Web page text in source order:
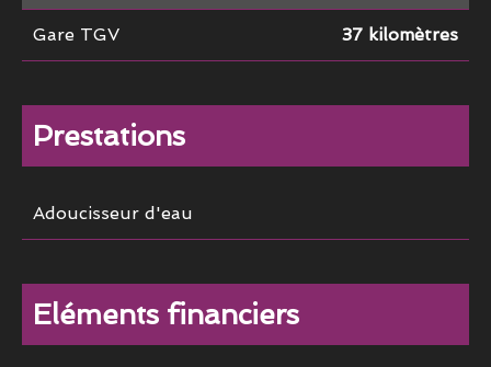
Gare TGV 37 kilomètres
Prestations
Adoucisseur d'eau
Eléments financiers